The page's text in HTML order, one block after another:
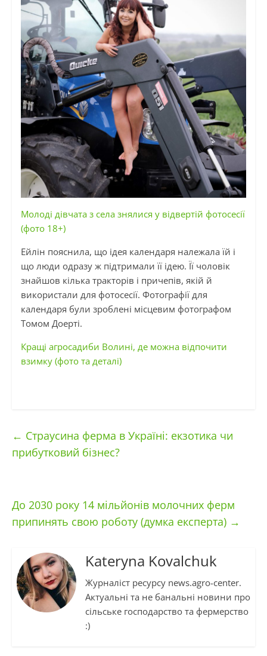
Молоді дівчата з села знялися у відвертій фотосесії
(фото 18+)
Ейлін пояснила, що ідея календаря належала їй і
що люди одразу ж підтримали її ідею. Її чоловік
знайшов кілька тракторів і причепів, якій й
використали для фотосесії. Фотографії для
календаря були зроблені місцевим фотографом
Томом Доерті.
Кращі агросадиби Волині, де можна відпочити
взимку (фото та деталі)
← Страусина ферма в Україні: екзотика чи
прибутковий бізнес?
До 2030 року 14 мільйонів молочних ферм
припинять свою роботу (думка експерта) →
Kateryna Kovalchuk
Журналіст ресурсу news.agro-center.
Актуальні та не банальні новини про
сільське господарство та фермерство
:)